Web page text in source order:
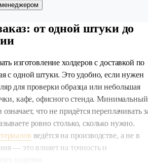
от одной штуки до
изготовление холдеров с доставкой по
с одной штуки. Это удобно, если нужен
для проверки образца или небольшая
кафе, офисного стенда. Минимальный
что не придётся переплачивать
ровно столько, сколько нужно.
ведётся на производстве, а не в
— это влияет на точность и